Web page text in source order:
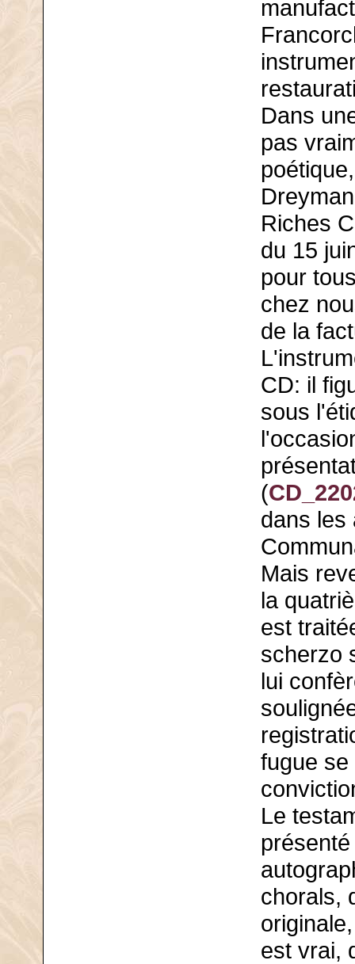
Dans
pas
Riches
du 15
pour
chez
de la
CD: il
sous
(
dans les
Mais
la
est
scherzo
lui
fugue
Le
chorals,
est vrai,